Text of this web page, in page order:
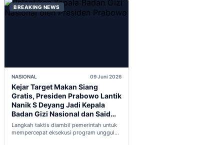
BREAKING NEWS
NASIONAL 09 Juni 2026
Kejar Target Makan Siang
Gratis, Presiden Prabowo Lantik
Nanik S Deyang Jadi Kepala
Badan Gizi Nasional dan Said
Iqbal PKP Buruh
Langkah taktis diambil pemerintah untuk
mempercepat eksekusi program unggulan